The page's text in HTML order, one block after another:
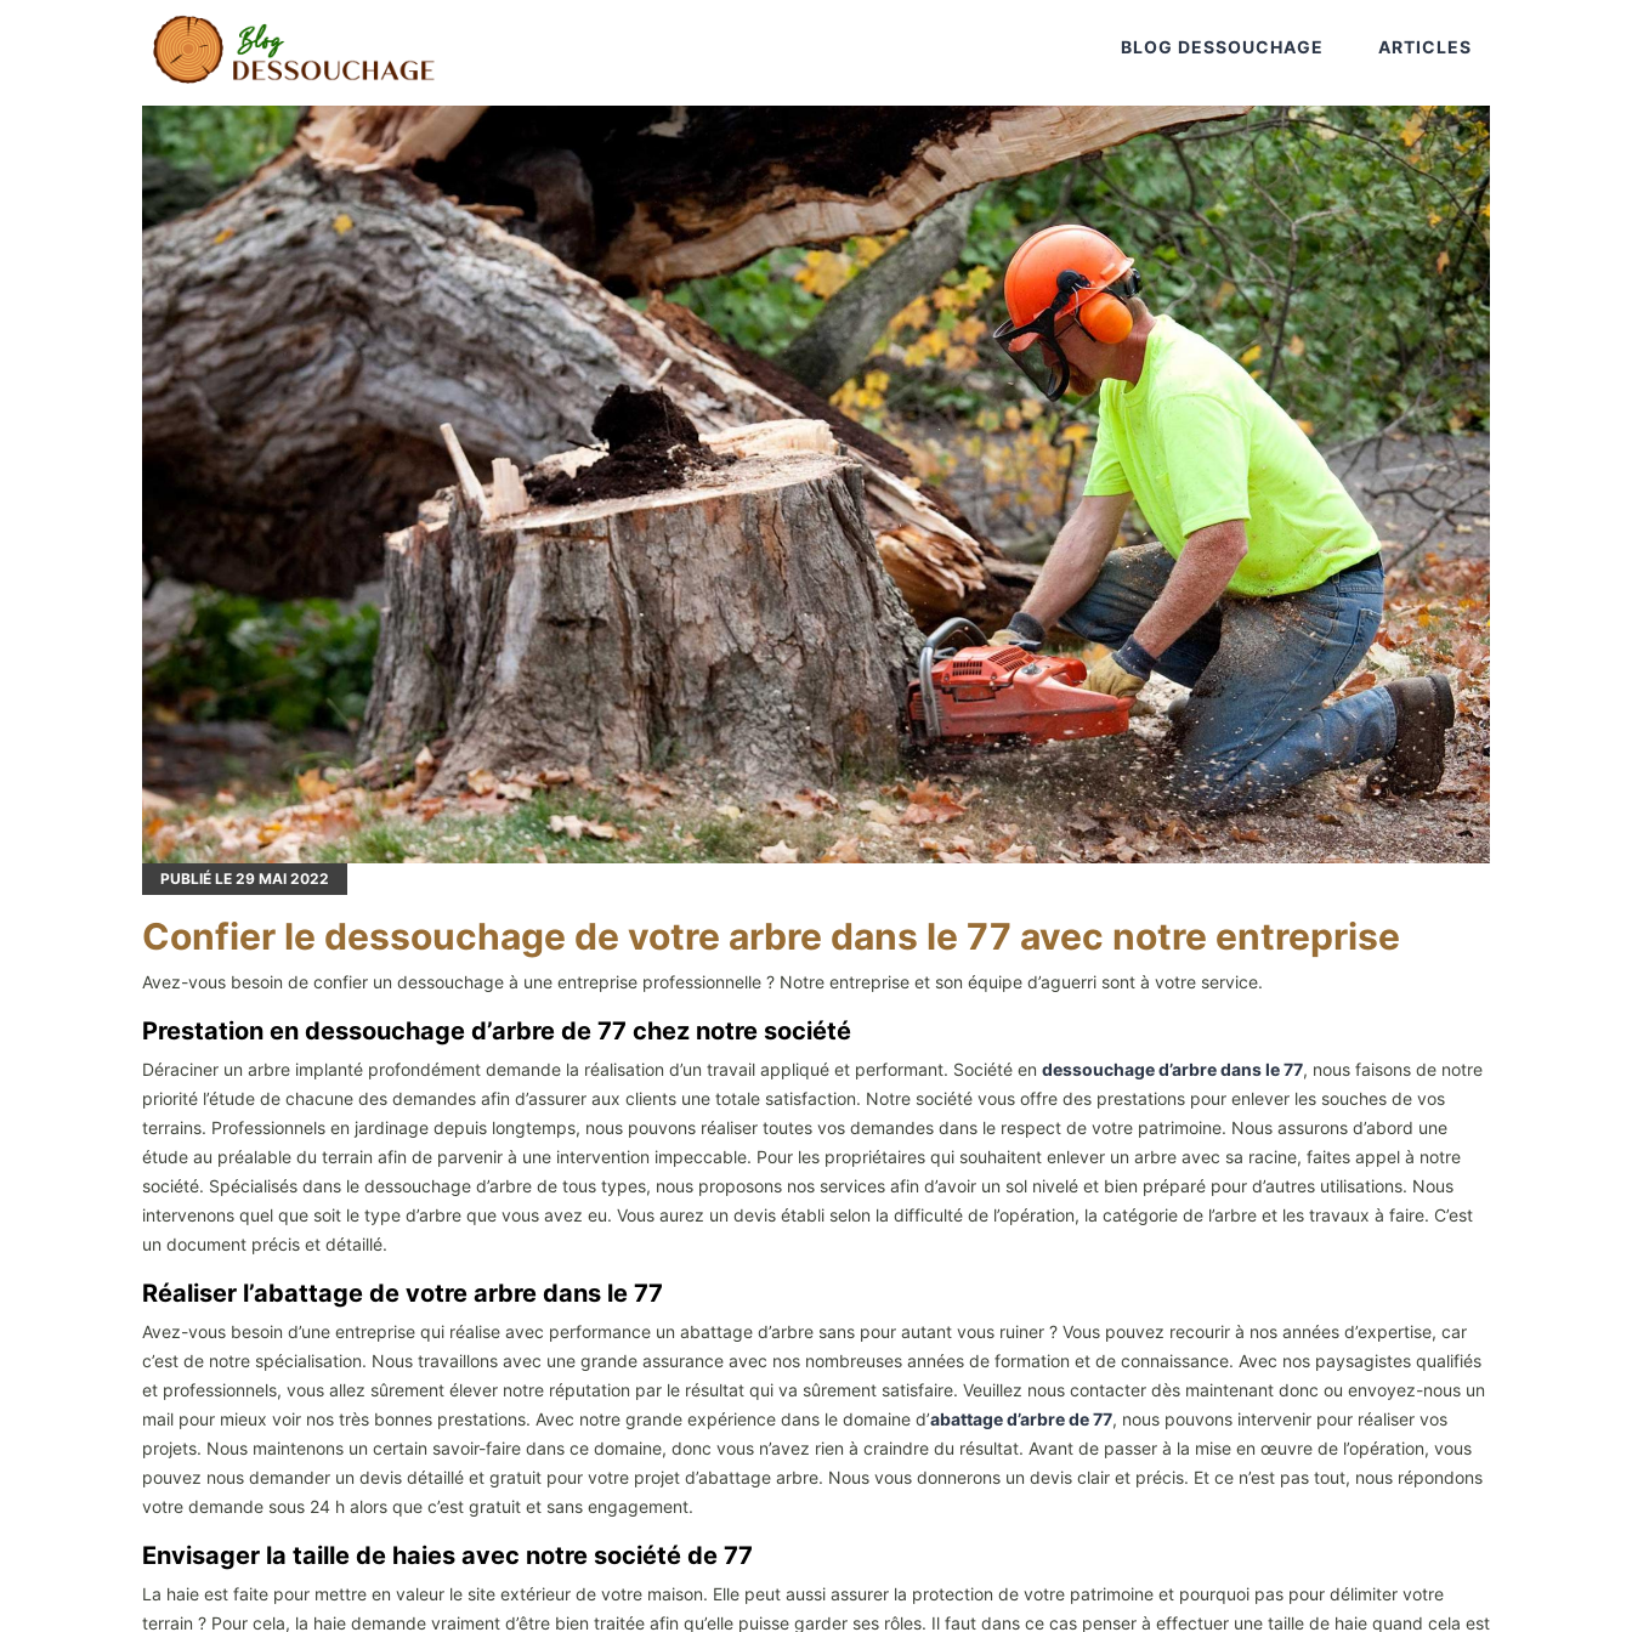
BLOG DESSOUCHAGE ARTICLES
PUBLIÉ LE 29 MAI 2022
Confier le dessouchage de votre arbre dans le 77 avec notre entreprise
Avez-vous besoin de confier un dessouchage à une entreprise professionnelle ? Notre entreprise et son équipe d’aguerri sont à votre service.
Prestation en dessouchage d’arbre de 77 chez notre société
Déraciner un arbre implanté profondément demande la réalisation d’un travail appliqué et performant. Société en dessouchage d’arbre dans le 77, nous faisons de notre
priorité l’étude de chacune des demandes afin d’assurer aux clients une totale satisfaction. Notre société vous offre des prestations pour enlever les souches de vos
terrains. Professionnels en jardinage depuis longtemps, nous pouvons réaliser toutes vos demandes dans le respect de votre patrimoine. Nous assurons d’abord une
étude au préalable du terrain afin de parvenir à une intervention impeccable. Pour les propriétaires qui souhaitent enlever un arbre avec sa racine, faites appel à notre
société. Spécialisés dans le dessouchage d’arbre de tous types, nous proposons nos services afin d’avoir un sol nivelé et bien préparé pour d’autres utilisations. Nous
intervenons quel que soit le type d’arbre que vous avez eu. Vous aurez un devis établi selon la difficulté de l’opération, la catégorie de l’arbre et les travaux à faire. C’est
un document précis et détaillé.
Réaliser l’abattage de votre arbre dans le 77
Avez-vous besoin d’une entreprise qui réalise avec performance un abattage d’arbre sans pour autant vous ruiner ? Vous pouvez recourir à nos années d’expertise, car
c’est de notre spécialisation. Nous travaillons avec une grande assurance avec nos nombreuses années de formation et de connaissance. Avec nos paysagistes qualifiés
et professionnels, vous allez sûrement élever notre réputation par le résultat qui va sûrement satisfaire. Veuillez nous contacter dès maintenant donc ou envoyez-nous un
mail pour mieux voir nos très bonnes prestations. Avec notre grande expérience dans le domaine d’abattage d’arbre de 77, nous pouvons intervenir pour réaliser vos
projets. Nous maintenons un certain savoir-faire dans ce domaine, donc vous n’avez rien à craindre du résultat. Avant de passer à la mise en œuvre de l’opération, vous
pouvez nous demander un devis détaillé et gratuit pour votre projet d’abattage arbre. Nous vous donnerons un devis clair et précis. Et ce n’est pas tout, nous répondons
votre demande sous 24 h alors que c’est gratuit et sans engagement.
Envisager la taille de haies avec notre société de 77
La haie est faite pour mettre en valeur le site extérieur de votre maison. Elle peut aussi assurer la protection de votre patrimoine et pourquoi pas pour délimiter votre
terrain ? Pour cela, la haie demande vraiment d’être bien traitée afin qu’elle puisse garder ses rôles. Il faut dans ce cas penser à effectuer une taille de haie quand cela est